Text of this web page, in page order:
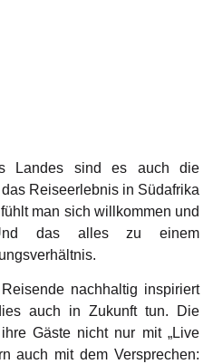
Landes sind es auch die
Reiseerlebnis in Südafrika
man sich willkommen und
das alles zu einem
nachhaltig inspiriert
auch in Zukunft tun. Die
Gäste nicht nur mit „Live
auch mit dem Versprechen: